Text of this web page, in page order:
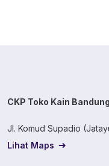
CKP Toko Kain Bandung
Jl. Komud Supadio
Lihat Maps